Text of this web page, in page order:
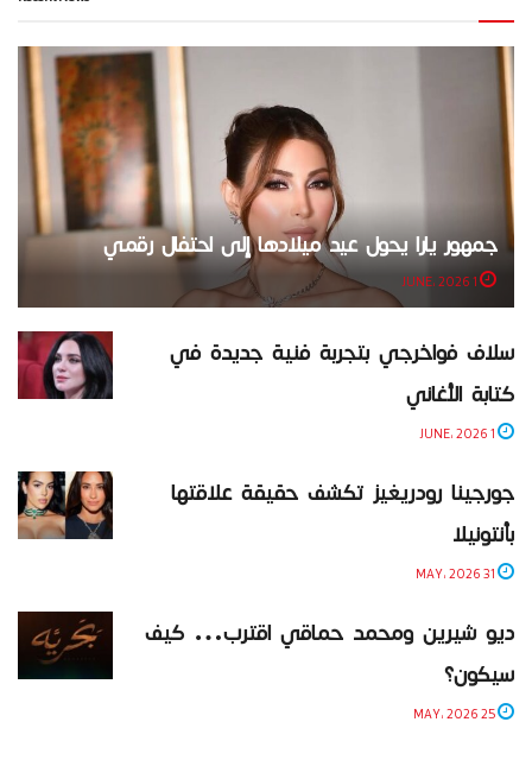
جمهور يارا يحول عيد ميلادها إلى احتفال رقمي
سلاف فواخرجي بتجربة فنية جديدة في
كتابة الأغاني
جورجينا رودريغيز تكشف حقيقة علاقتها
بأنتونيلا
ديو شيرين ومحمد حماقي اقترب… كيف
سيكون؟